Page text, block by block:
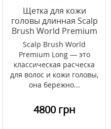
Щетка для кожи
головы длинная Scalp
Brush World Premium
Long фиолетовая (без
упаковки)
Scalp Brush World
Premium Long — это
классическая расческа
для волос и кожи головы,
она бережно...
4800 грн